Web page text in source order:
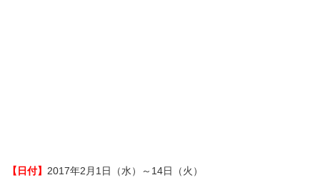
【日付】 2017年2月1日（水）～14日（火）